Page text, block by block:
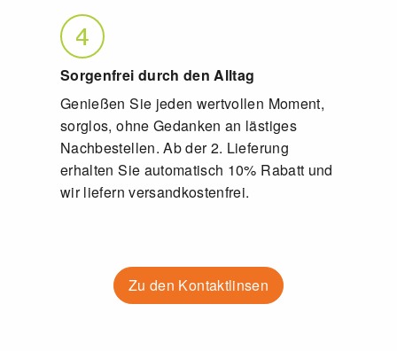
Sorgenfrei durch den Alltag
Genießen Sie jeden wertvollen Moment,
sorglos, ohne Gedanken an lästiges
Nachbestellen. Ab der 2. Lieferung
erhalten Sie automatisch 10% Rabatt und
wir liefern versandkostenfrei.
Zu den Kontaktlinsen